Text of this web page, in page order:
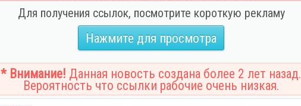
Для получения ссылок, посмотрите короткую рекламу
Нажмите для просмотра
* Внимание! Данная новость создана более 2 лет назад.
Вероятность что ссылки рабочие очень низкая.